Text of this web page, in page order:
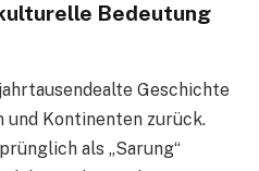
Bedeutung
Geschichte
und Kontinenten zurück.
als „Sarung“